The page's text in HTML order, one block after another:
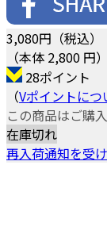
3,080円（税込）
（本体 2,800 円）
28ポイント
（Vポイントにつ
この商品はご購
在庫切れ
再入荷通知を受